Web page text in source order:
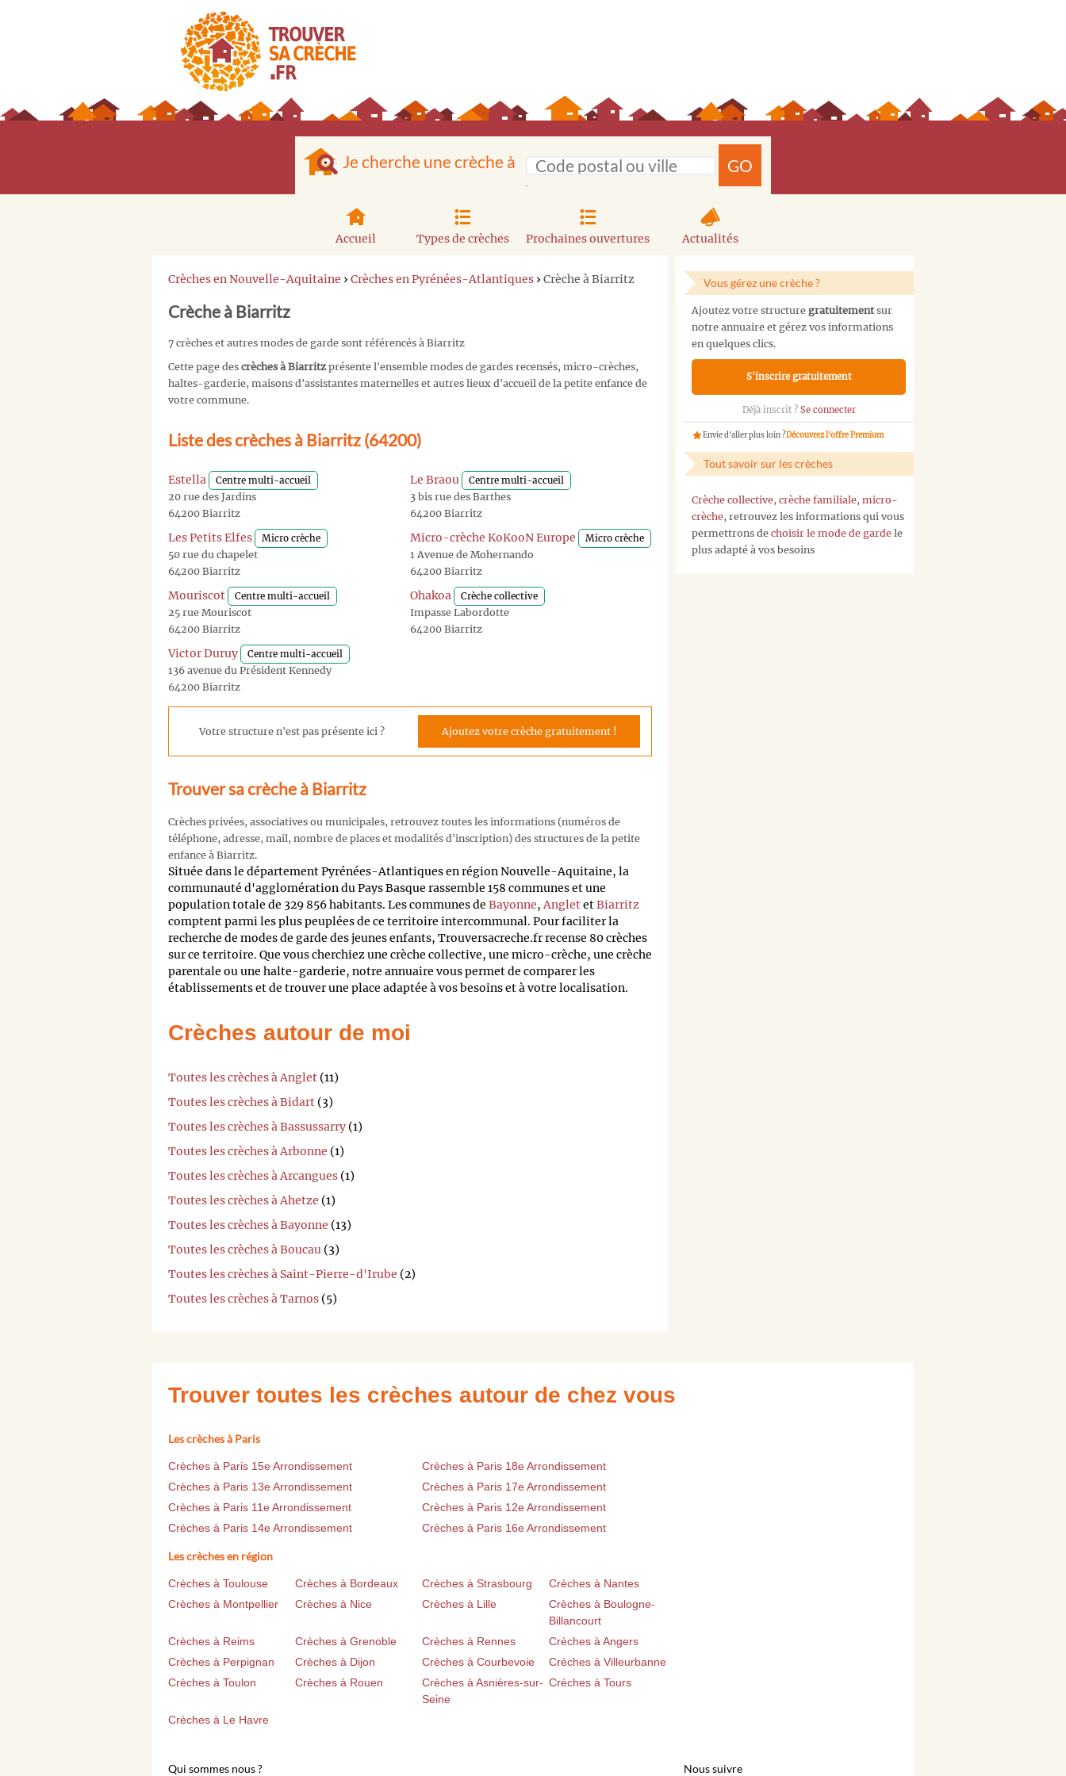
Je cherche une crèche à GO
Accueil Types de crèches Prochaines ouvertures Actualités
Crèches en Nouvelle-Aquitaine › Crèches en Pyrénées-Atlantiques › Crèche à Biarritz
Crèche à Biarritz
7 crèches et autres modes de garde sont référencés à Biarritz
Cette page des crèches à Biarritz présente l'ensemble modes de gardes recensés, micro-crèches,
haltes-garderie, maisons d'assistantes maternelles et autres lieux d'accueil de la petite enfance de
votre commune.
Liste des crèches à Biarritz (64200)
Estella Centre multi-accueil
20 rue des Jardins
64200 Biarritz
Le Braou Centre multi-accueil
3 bis rue des Barthes
64200 Biarritz
Les Petits Elfes Micro crèche
50 rue du chapelet
64200 Biarritz
Micro-crèche KoKooN Europe Micro crèche
1 Avenue de Mohernando
64200 Biarritz
Mouriscot Centre multi-accueil
25 rue Mouriscot
64200 Biarritz
Ohakoa Crèche collective
Impasse Labordotte
64200 Biarritz
Victor Duruy Centre multi-accueil
136 avenue du Président Kennedy
64200 Biarritz
Votre structure n'est pas présente ici ? Ajoutez votre crèche gratuitement !
Trouver sa crèche à Biarritz
Crèches privées, associatives ou municipales, retrouvez toutes les informations (numéros de
téléphone, adresse, mail, nombre de places et modalités d'inscription) des structures de la petite
enfance à Biarritz.
Située dans le département Pyrénées-Atlantiques en région Nouvelle-Aquitaine, la
communauté d'agglomération du Pays Basque rassemble 158 communes et une
population totale de 329 856 habitants. Les communes de Bayonne,AngletetBiarritz
comptent parmi les plus peuplées de ce territoire intercommunal. Pour faciliter la
recherche de modes de garde des jeunes enfants, Trouversacreche.fr recense 80 crèches
sur ce territoire. Que vous cherchiez une crèche collective, une micro-crèche, une crèche
parentale ou une halte-garderie, notre annuaire vous permet de comparer les
établissements et de trouver une place adaptée à vos besoins et à votre localisation.
Crèches autour de moi
Toutes les crèches à Anglet (11)
Toutes les crèches à Bidart (3)
Toutes les crèches à Bassussarry (1)
Toutes les crèches à Arbonne (1)
Toutes les crèches à Arcangues (1)
Toutes les crèches à Ahetze (1)
Toutes les crèches à Bayonne (13)
Toutes les crèches à Boucau (3)
Toutes les crèches à Saint-Pierre-d'Irube (2)
Toutes les crèches à Tarnos (5)
Vous gérez une crèche ?
Ajoutez votre structure gratuitementsur
notre annuaire et gérez vos informations
en quelques clics.
S'inscrire gratuitement
Déjà inscrit ? Se connecter
Envie d'aller plus loin ?Découvrez l'offre Premium
Tout savoir sur les crèches
Crèche collective, crèche familiale, micro-
crèche, retrouvez les informations qui vous
permettrons de choisir le mode de garde le
plus adapté à vos besoins
Trouver toutes les crèches autour de chez vous
Les crèches à Paris
Crèches à Paris 15e Arrondissement
Crèches à Paris 18e Arrondissement
Crèches à Paris 13e Arrondissement
Crèches à Paris 17e Arrondissement
Crèches à Paris 11e Arrondissement
Crèches à Paris 12e Arrondissement
Crèches à Paris 14e Arrondissement
Crèches à Paris 16e Arrondissement
Les crèches en région
Crèches à Toulouse Crèches à Bordeaux Crèches à Strasbourg
Crèches à Nantes
Crèches à Montpellier
Crèches à Nice Crèches à Lille
Crèches à Boulogne-
Billancourt
Crèches à Reims
Crèches à Grenoble Crèches à Rennes
Crèches à Angers
Crèches à Perpignan
Crèches à Dijon Crèches à Courbevoie
Crèches à Villeurbanne
Crèches à Toulon
Crèches à Rouen
Crèches à Asnières-sur-
Seine
Crèches à Tours
Crèches à Le Havre
Qui sommes nous ? Nous suivre